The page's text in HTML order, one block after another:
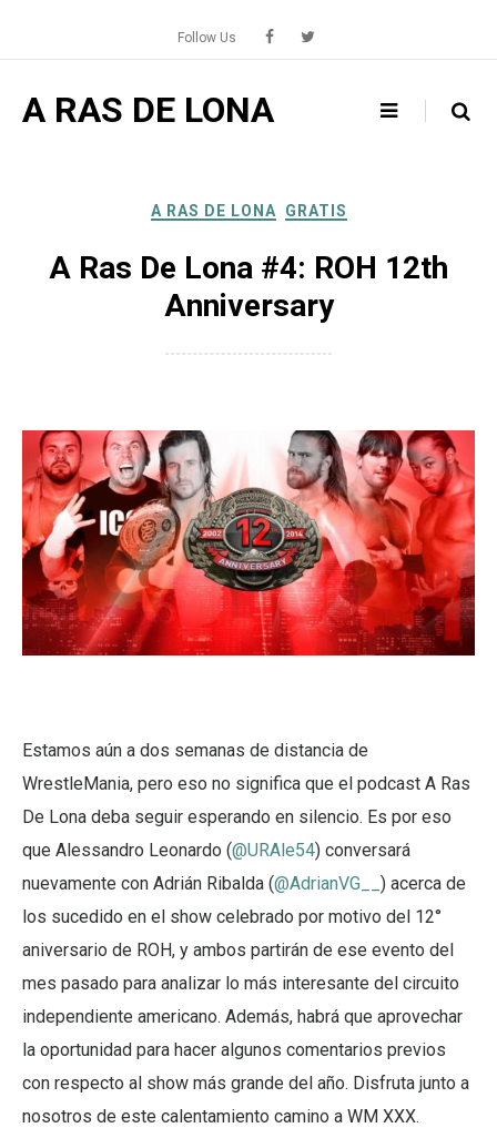
content
Follow Us
A RAS DE LONA
A RAS DE LONA GRATIS
A Ras De Lona #4: ROH 12th
Anniversary
Estamos aún a dos semanas de distancia de
WrestleMania, pero eso no significa que el podcast A Ras
De Lona deba seguir esperando en silencio. Es por eso
que Alessandro Leonardo (@URAle54) conversará
nuevamente con Adrián Ribalda (@AdrianVG__ ) acerca de
los sucedido en el show celebrado por motivo del 12°
aniversario de ROH, y ambos partirán de ese evento del
mes pasado para analizar lo más interesante del circuito
independiente americano. Además, habrá que aprovechar
la oportunidad para hacer algunos comentarios previos
con respecto al show más grande del año. Disfruta junto a
nosotros de este calentamiento camino a WM XXX.